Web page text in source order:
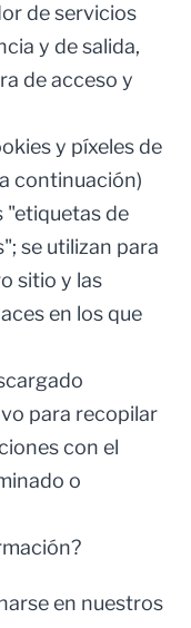
de servicios
y de salida,
de acceso y
y píxeles de
continuación)
"etiquetas de
se utilizan para
sitio y las
en los que
para recopilar
con el
o
en nuestros